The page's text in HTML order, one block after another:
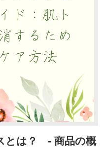
とは？ - 商品の概